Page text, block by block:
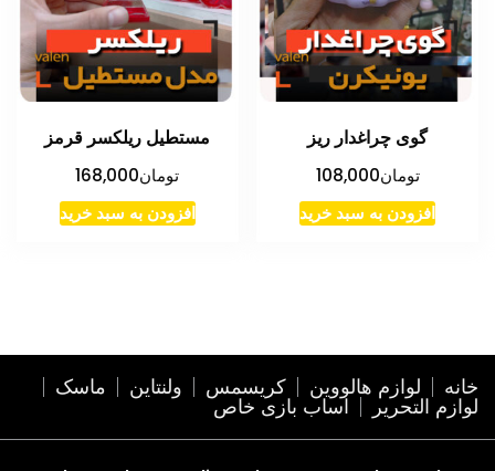
گوی چراغدار ریز
تومان108,000
افزودن به سبد خرید
مستطیل ریلکسر قرمز
تومان168,000
افزودن به سبد خرید
خانه لوازم هالووین کریسمس ولنتاین ماسک
لوازم التحریر اساب بازی خاص